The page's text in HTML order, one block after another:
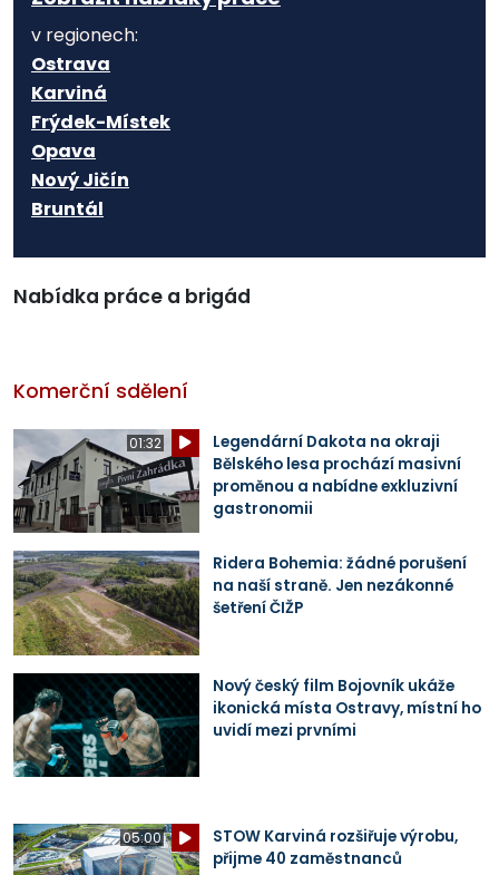
v regionech:
Ostrava
Karviná
Frýdek-Místek
Opava
Nový Jičín
Bruntál
Nabídka práce a brigád
Komerční sdělení
01:32
Legendární Dakota na okraji
Bělského lesa prochází masivní
proměnou a nabídne exkluzivní
gastronomii
Ridera Bohemia: žádné porušení
na naší straně. Jen nezákonné
šetření ČIŽP
Nový český film Bojovník ukáže
ikonická místa Ostravy, místní ho
uvidí mezi prvními
05:00
STOW Karviná rozšiřuje výrobu,
přijme 40 zaměstnanců